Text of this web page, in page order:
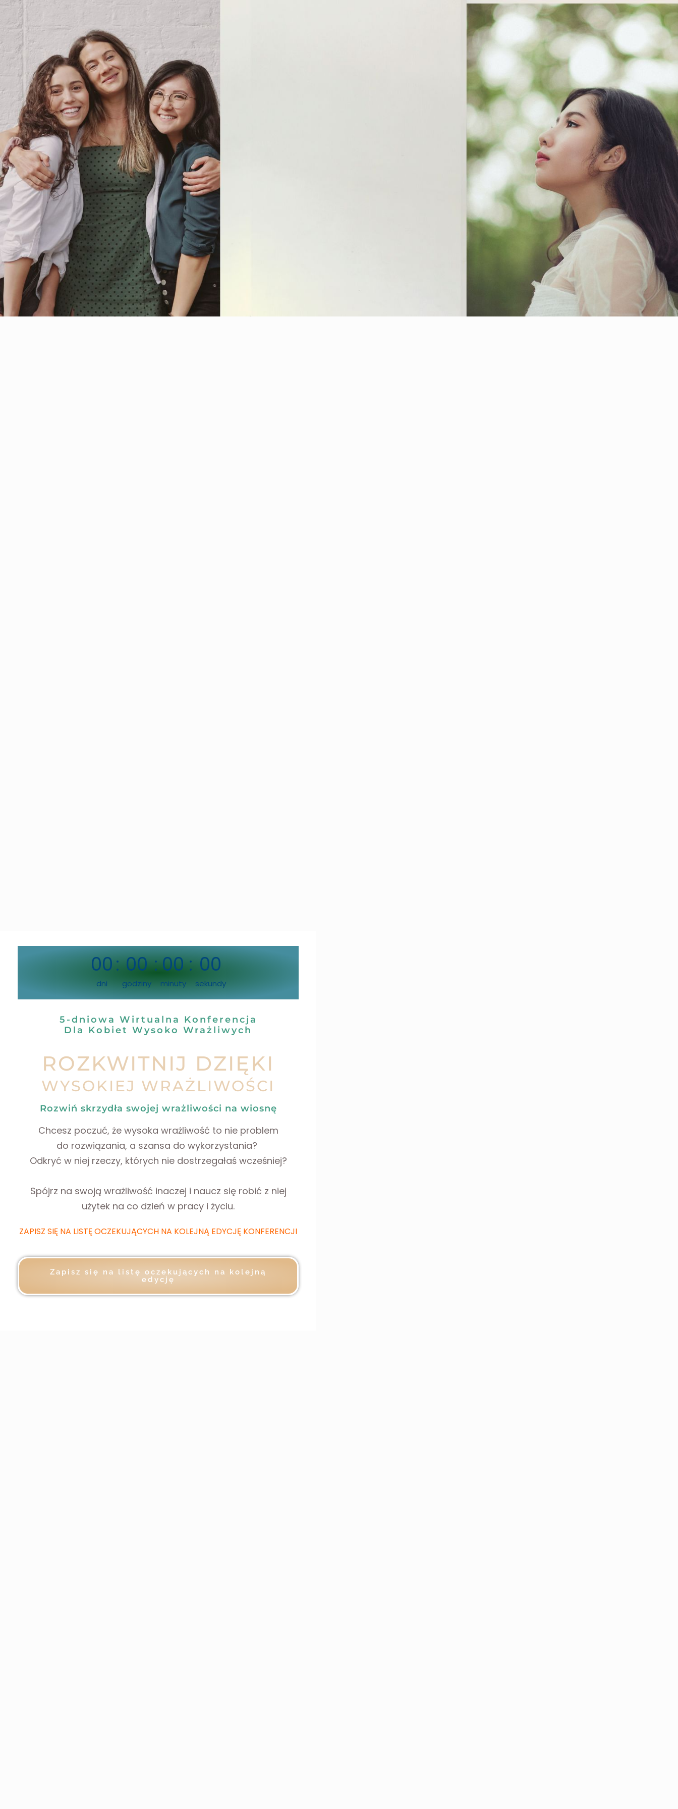
00
dni
: 00
godziny
:00
minuty
: 00
sekundy
5-dniowa Wirtualna Konferencja
Dla Kobiet Wysoko Wrażliwych
ROZKWITNIJ DZIĘKI
WYSOKIEJ WRAŻLIWOŚCI
Rozwiń skrzydła swojej wrażliwości na wiosnę
Chcesz poczuć, że wysoka wrażliwość to nie problem
do rozwiązania, a szansa do wykorzystania?
Odkryć w niej rzeczy, których nie dostrzegałaś wcześniej?
Spójrz na swoją wrażliwość inaczej i naucz się robić z niej
użytek na co dzień w pracy i życiu.
ZAPISZ SIĘ NA LISTĘ OCZEKUJĄCYCH NA KOLEJNĄ EDYCJĘ KONFERENCJI
Zapisz się na listę oczekujących na kolejną
edycję